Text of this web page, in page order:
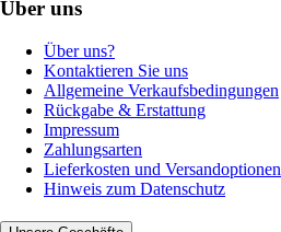
Über uns
Über uns?
Kontaktieren Sie uns
Allgemeine Verkaufsbedingungen
Rückgabe & Erstattung
Impressum
Zahlungsarten
Lieferkosten und Versandoptionen
Hinweis zum Datenschutz